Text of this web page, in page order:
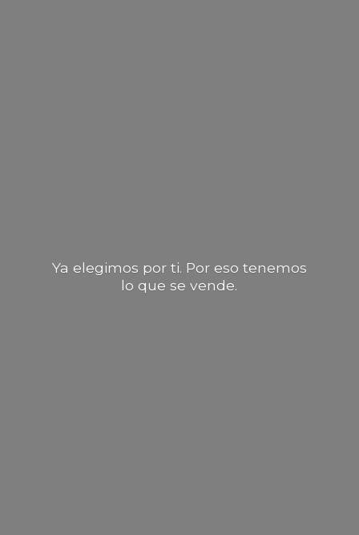
Ya elegimos por ti. Por eso tenemos
lo quese vende.